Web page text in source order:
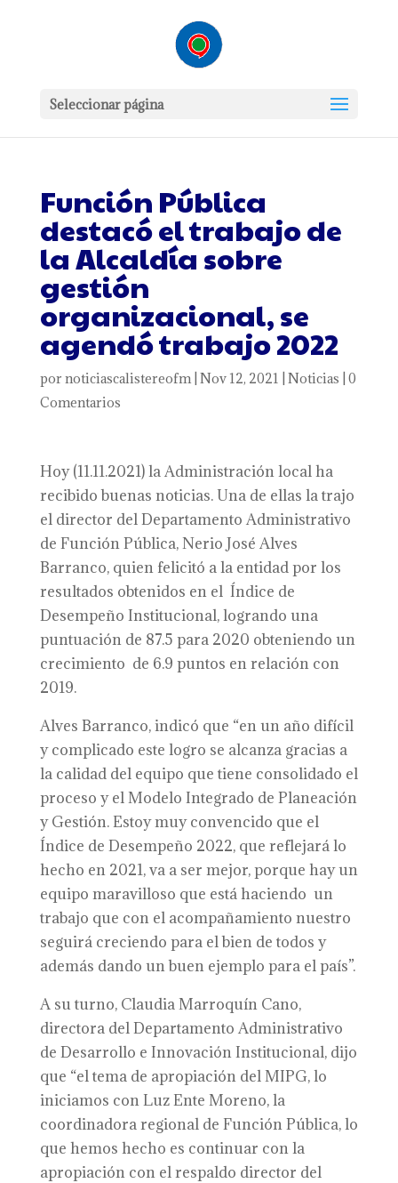
Seleccionar página
Función Pública
destacó el trabajo de
la Alcaldía sobre
gestión
organizacional, se
agendó trabajo 2022
por noticiascalistereofm| Nov 12, 2021 Noticias 0
Comentarios
Hoy (11.11.2021) la Administración local ha
recibido buenas noticias. Una de ellas la trajo
el director del Departamento Administrativo
de Función Pública, Nerio José Alves
Barranco, quien felicitó a la entidad por los
resultados obtenidos en el Índice de
Desempeño Institucional, logrando una
puntuación de 87.5 para 2020 obteniendo un
crecimiento de 6.9 puntos en relación con
2019.
Alves Barranco, indicó que “en un año difícil
y complicado este logro se alcanza gracias a
la calidad del equipo que tiene consolidado el
proceso y el Modelo Integrado de Planeación
y Gestión. Estoy muy convencido que el
Índice de Desempeño 2022, que reflejará lo
hecho en 2021, va a ser mejor, porque hay un
equipo maravilloso que está haciendo un
trabajo que con el acompañamiento nuestro
seguirá creciendo para el bien de todos y
además dando un buen ejemplo para el país”.
A su turno, Claudia Marroquín Cano,
directora del Departamento Administrativo
de Desarrollo e Innovación Institucional, dijo
que “el tema de apropiación del MIPG, lo
iniciamos con Luz Ente Moreno, la
coordinadora regional de Función Pública, lo
que hemos hecho es continuar con la
apropiación con el respaldo director del